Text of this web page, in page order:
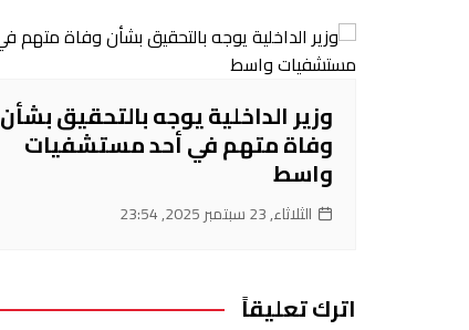
‌وزير الداخلية يوجه بالتحقيق بشأن
وفاة متهم في أحد مستشفيات
واسط
الثلاثاء, 23 سبتمبر 2025, 23:54
اترك تعليقاً